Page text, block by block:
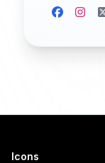
Icons